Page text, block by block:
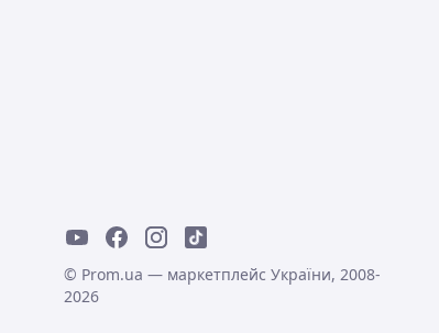
© Prom.ua — маркетплейс України, 2008-
2026